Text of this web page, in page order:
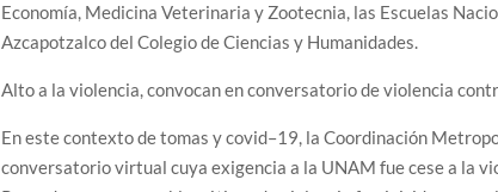
Economía, Medicina Veterinaria y Zootecnia, las Escuelas
Azcapotzalco del Colegio de Ciencias y Humanidades.
Alto a la violencia, convocan en conversatorio de violencia
En este contexto de tomas y covid–19, la Coordinación
conversatorio virtual cuya exigencia a la UNAM fue cese a la